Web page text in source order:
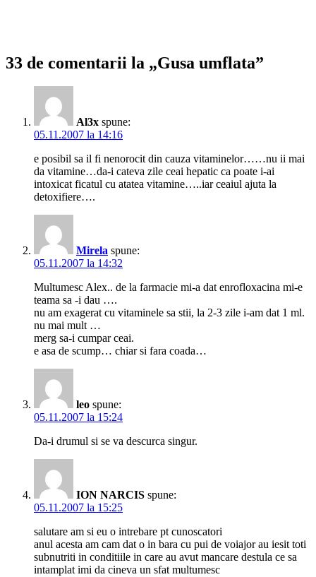
33 de comentarii la „Gusa umflata”
Al3x spune:
05.11.2007 la 14:16
e posibil sa il fi nenorocit din cauza vitaminelor……nu ii mai
da vitamine…da-i cateva zile ceai hepatic ca poate i-ai
intoxicat ficatul cu atatea vitamine…..iar ceaiul ajuta la
detoxifiere….
Mirela spune:
05.11.2007 la 14:32
Multumesc Alex.. de la farmacie mi-a dat enrofloxacina mi-e
teama sa -i dau ….
nu am exagerat cu vitaminele sa stii, la 2-3 zile i-am dat 1 ml.
nu mai mult …
merg sa-i cumpar ceai.
e asa de scump… chiar si fara coada…
leo spune:
05.11.2007 la 15:24
Da-i drumul si se va descurca singur.
ION NARCIS spune:
05.11.2007 la 15:25
salutare am si eu o intrebare pt cunoscatori
anul acesta am cam dat o in bara cu pui de voiajor au iesit toti
subnutriti in conditiile in care au avut mancare destula ce sa
intamplat imi da cineva un sfat multumesc